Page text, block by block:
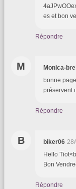
es et bon
Répondre
M Monica-
bonne
préservent
Répondre
B biker06
Hello
Bon
Répondre